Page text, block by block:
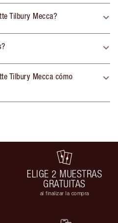
Tilbury Mecca?
Tilbury Mecca cómo
ELIGE 2 MUESTRAS
GRATUITAS
al finalizar la compra